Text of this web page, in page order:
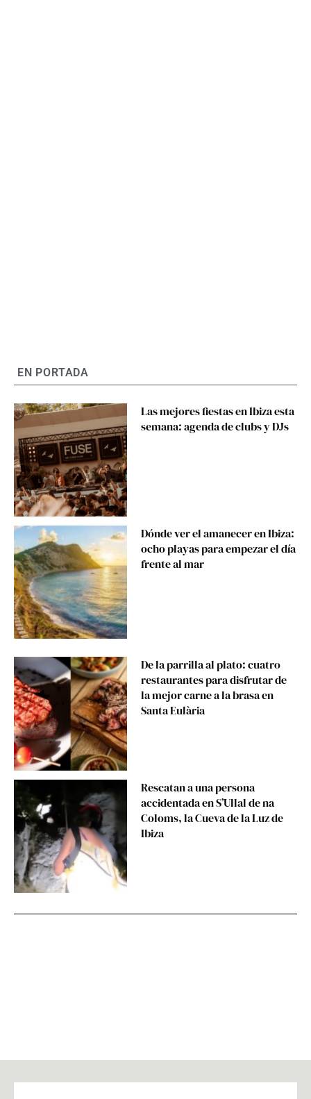
EN PORTADA
Las mejores fiestas en Ibiza esta
semana: agenda de clubs y DJs
Dónde ver el amanecer en Ibiza:
ocho playas para empezar el día
frente al mar
De la parrilla al plato: cuatro
restaurantes para disfrutar de
la mejor carne a la brasa en
Santa Eulària
Rescatan a una persona
accidentada en S’Ullal de na
Coloms, la Cueva de la Luz de
Ibiza